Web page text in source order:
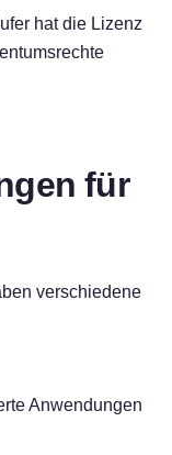
hat die Lizenz
für
verschiedene
Anwendungen